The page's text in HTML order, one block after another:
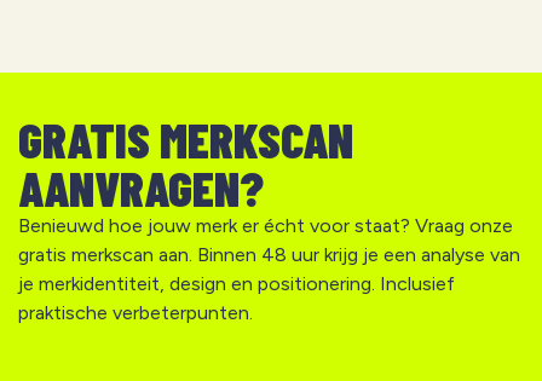
GRATIS MERKSCAN
AANVRAGEN?
Benieuwd hoe jouw merk er écht voor staat? Vraag onze
gratis merkscan aan. Binnen 48 uur krijg je een analyse van
je merkidentiteit, design en positionering. Inclusief
praktische verbeterpunten.